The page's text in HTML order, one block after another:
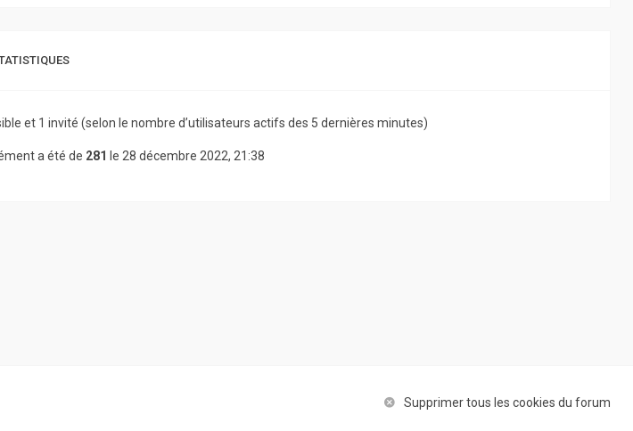
et 1 invité (selon le nombre d’utilisateurs actifs des 5 dernières minutes)
a été de 281 le 28 décembre 2022, 21:38
Supprimer tous les cookies du forum